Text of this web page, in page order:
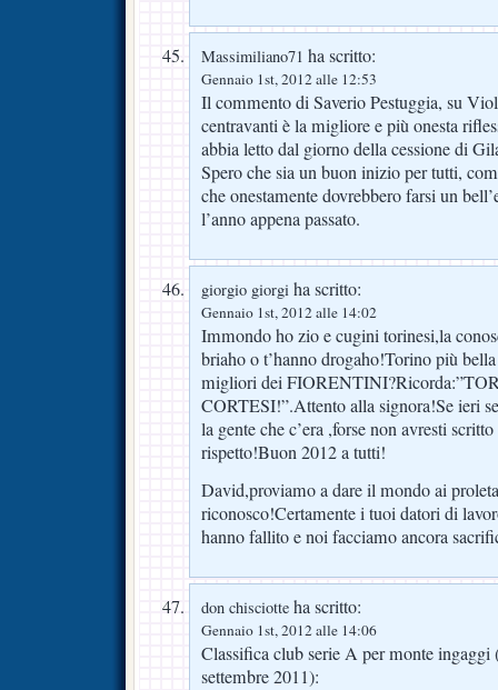
Massimiliano71 ha scritto:
Gennaio 1st, 2012 alle 12:53
Il commento di Saverio Pestuggia, su
centravanti è la migliore e più onesta
abbia letto dal giorno della cessione di
Spero che sia un buon inizio per tutti,
che onestamente dovrebbero farsi un
l’anno appena passato.
giorgio giorgi ha scritto:
Gennaio 1st, 2012 alle 14:02
Immondo ho zio e cugini torinesi,la
briaho o t’hanno drogaho!Torino più
migliori dei
CORTESI!”.Attento alla signora!Se ieri
la gente che c’era ,forse non avresti
rispetto!Buon 2012 a tutti!
David,proviamo a dare il mondo ai
riconosco!Certamente i tuoi datori di
hanno fallito e noi facciamo ancora
don chisciotte ha scritto:
Gennaio 1st, 2012 alle 14:06
Classifica club serie A per monte ingaggi
settembre 2011):